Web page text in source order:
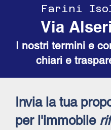
Farini
Via
I nostri termini e
chiari e
Invia la tua
per l'immobile